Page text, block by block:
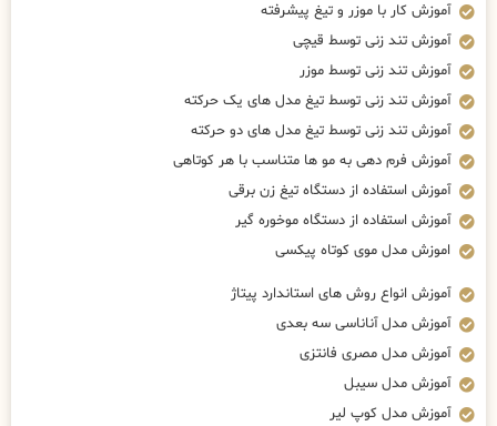
آموزش کار با موزر و تیغ پیشرفته
آموزش تند زنی توسط قیچی
آموزش تند زنی توسط موزر
آموزش تند زنی توسط تیغ مدل های یک حرکته
آموزش تند زنی توسط تیغ مدل های دو حرکته
آموزش فرم دهی به مو ها متناسب با هر کوتاهی
آموزش استفاده از دستگاه تیغ زن برقی
آموزش استفاده از دستگاه موخوره گیر
اموزش مدل موی کوتاه پیکسی
آموزش انواع روش های استاندارد پیتاژ
آموزش مدل آناناسی سه بعدی
آموزش مدل مصری فانتزی
آموزش مدل سیبل
آموزش مدل کوپ لیر